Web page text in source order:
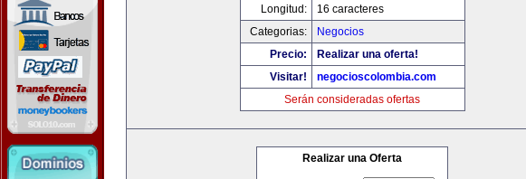
Longitud:
16 caracteres
Categorias:
Negocios
Precio:
Realizar una oferta!
Visitar!
negocioscolombia.com
Serán consideradas ofertas
Realizar una Oferta